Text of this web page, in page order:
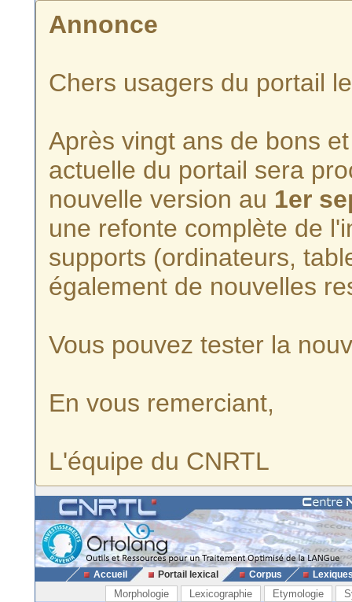
Annonce
Chers usagers du portail
Après vingt ans de bons
actuelle du portail sera
nouvelle version au 1er
une refonte complète de
supports (ordinateurs,
également de nouvelles
Vous pouvez tester la
En vous remerciant,
L'équipe du CNRTL
Accueil Portail lexical Corpus
Morphologie Lexicographie Etymologie